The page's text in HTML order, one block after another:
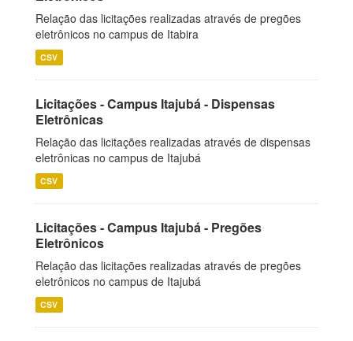
Relação das licitações realizadas através de pregões
eletrônicos no campus de Itabira
CSV
Licitações - Campus Itajubá - Dispensas
Eletrônicas
Relação das licitações realizadas através de dispensas
eletrônicas no campus de Itajubá
CSV
Licitações - Campus Itajubá - Pregões
Eletrônicos
Relação das licitações realizadas através de pregões
eletrônicos no campus de Itajubá
CSV